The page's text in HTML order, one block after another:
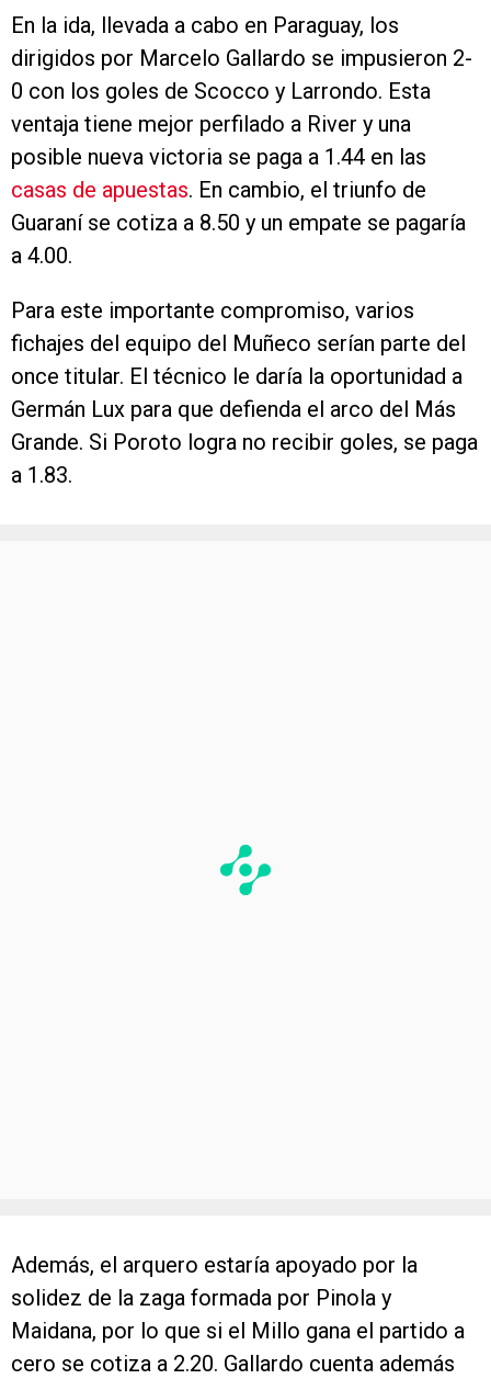
En la ida, llevada a cabo en Paraguay, los
dirigidos por Marcelo Gallardo se impusieron 2-
0 con los goles de Scocco y Larrondo. Esta
ventaja tiene mejor perfilado a River y una
posible nueva victoria se paga a 1.44 en las
casas de apuestas. En cambio, el triunfo de
Guaraní se cotiza a 8.50 y un empate se pagaría
a 4.00.
Para este importante compromiso, varios
fichajes del equipo del Muñeco serían parte del
once titular. El técnico le daría la oportunidad a
Germán Lux para que defienda el arco del Más
Grande. Si Poroto logra no recibir goles, se paga
a 1.83.
Además, el arquero estaría apoyado por la
solidez de la zaga formada por Pinola y
Maidana, por lo que si el Millo gana el partido a
cero se cotiza a 2.20. Gallardo cuenta además